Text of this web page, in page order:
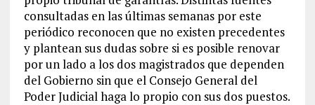
consultadas en las últimas semanas por este
periódico reconocen que no existen precedentes
y plantean sus dudas sobre si es posible renovar
por un lado a los dos magistrados que dependen
del Gobierno sin que el Consejo General del
Poder Judicial haga lo propio con sus dos puestos.